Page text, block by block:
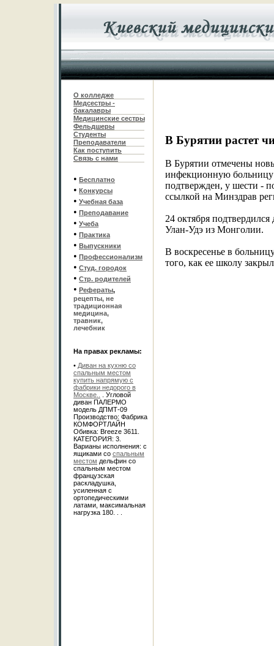
О колледже
Медсестры -
бакалавры
Медицинские сестры
Фельдшеры
Студенты
Преподаватели
Как поступить
Связь с нами
• Бесплатно
• Конкурсы
• Учебная база
• Преподавание
• Учеба
• Практика
• Выпускники
• Профессионализм
• Студ. городок
• Стр. родителей
• Рефераты,
рецепты, не
традиционная
медицина,
травник,
лечебник
На правах рекламы:
• Диван на кухню со
спальным местом
купить напрямую с
фабрики недорого в
Москве..
. Угловой
диван ПАЛЕРМО
модель ДПМТ-09
Производство: Фабрика
КОМФОРТЛАЙН
Обивка: Breeze 3611.
КАТЕГОРИЯ: 3.
Варианы исполнения: с
ящиками со спальным
местом дельфин со
спальным местом
французская
раскладушка,
усиленная с
ортопедическими
латами, максимальная
нагрузка 180. . .
В Бурятии растет
В Бурятии отмечены
инфекционную больницу
подтвержден, у шести -
ссылкой на Минздрав
24 октября
Улан-Удэ из Монголии.
В воскресенье в
того, как ее школу